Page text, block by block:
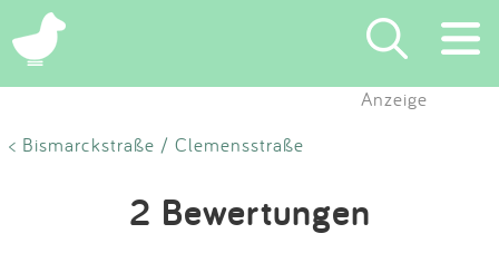
Suchen
Eintragen
Anzeige
< Bismarckstraße / Clemensstraße
2 Bewertungen